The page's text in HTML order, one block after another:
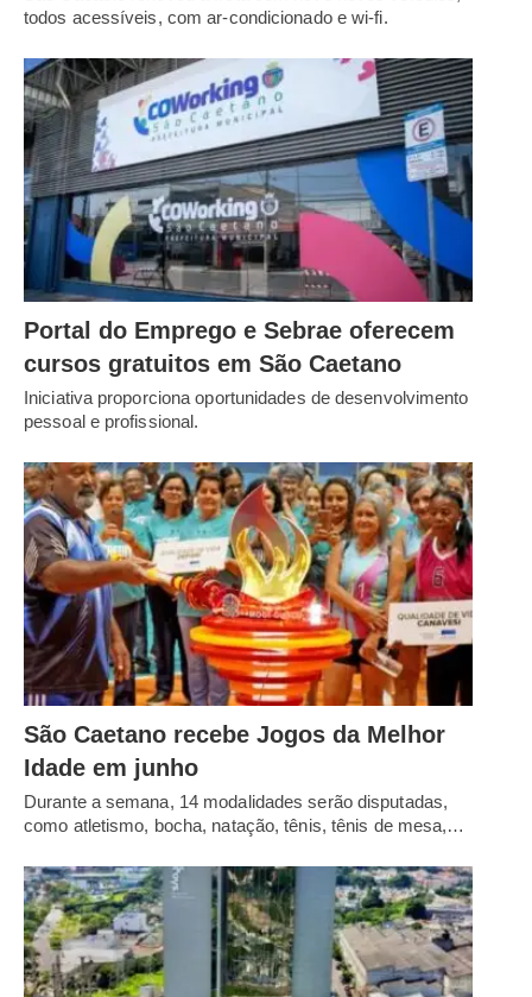
todos acessíveis, com ar-condicionado e wi-fi.
Portal do Emprego e Sebrae oferecem
cursos gratuitos em São Caetano
Iniciativa proporciona oportunidades de desenvolvimento
pessoal e profissional.
São Caetano recebe Jogos da Melhor
Idade em junho
Durante a semana, 14 modalidades serão disputadas,
como atletismo, bocha, natação, tênis, tênis de mesa,…